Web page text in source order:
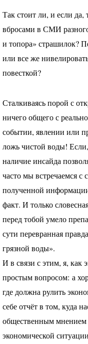
Так стоит ли, и если да,
вбросами в СМИ
и топора» страшилок?
или все же
повесткой?
Сталкиваясь порой с
ничего общего с
событии, явлении или
ложь чистой воды!
наличие инсайда
часто мы встречаемся с
полученной
факт. И только
перед тобой умело
сути перевранная
грязной воды».
И в связи с этим, я, как
простым вопросом: а
где должна рулить
себе отчёт в том, куда
общественным мнением
экономической